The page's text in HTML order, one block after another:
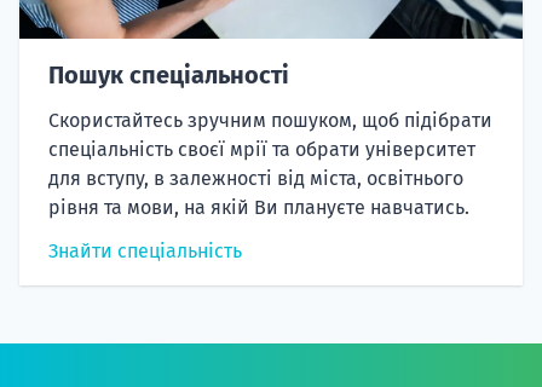
Пошук спеціальності
Скористайтесь зручним пошуком, щоб підібрати
спеціальність своєї мрії та обрати університет
для вступу, в залежності від міста, освітнього
рівня та мови, на якій Ви плануєте навчатись.
Знайти спеціальність